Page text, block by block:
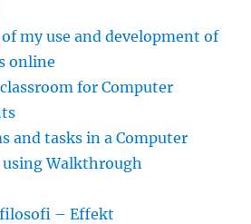
my use and development of
online
for Computer
and tasks in a Computer
using Walkthrough
– Effekt